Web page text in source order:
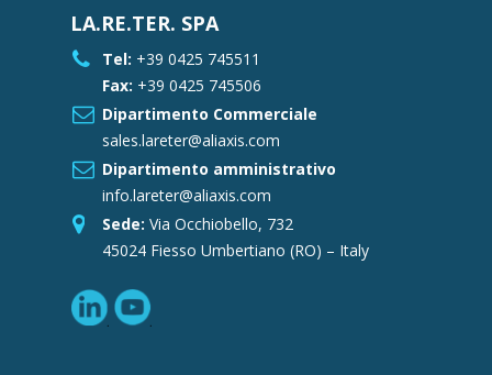
LA.RE.TER. SPA
Tel: +39 0425 745511
Fax: +39 0425 745506
Dipartimento Commerciale
sales.lareter@aliaxis.com
Dipartimento amministrativo
info.lareter@aliaxis.com
Sede: Via Occhiobello, 732
45024 Fiesso Umbertiano (RO) – Italy